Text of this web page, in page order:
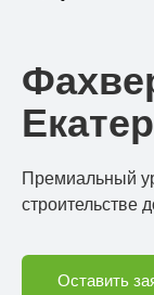
Премиальный
строительстве
Оставить